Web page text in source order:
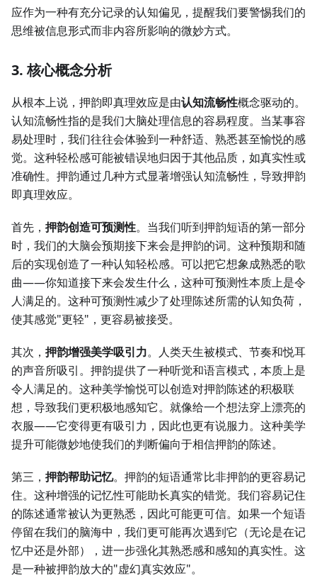
应作为一种有充分记录的认知偏见，提醒我们要警惕我们的
思维被信息形式而非内容所影响的微妙方式。
3. 核心概念分析
从根本上说，押韵即真理效应是由认知流畅性概念驱动的。
认知流畅性指的是我们大脑处理信息的容易程度。当某事容
易处理时，我们往往会体验到一种舒适、熟悉甚至愉悦的感
觉。这种轻松感可能被错误地归因于其他品质，如真实性或
准确性。押韵通过几种方式显著增强认知流畅性，导致押韵
即真理效应。
首先， 押韵创造可预测性。当我们听到押韵短语的第一部分
时，我们的大脑会预期接下来会是押韵的词。这种预期和随
后的实现创造了一种认知轻松感。可以把它想象成熟悉的歌
曲——你知道接下来会发生什么，这种可预测性本质上是令
人满足的。这种可预测性减少了处理陈述所需的认知负荷，
使其感觉"更轻"，更容易被接受。
其次， 押韵增强美学吸引力。人类天生被模式、节奏和悦耳
的声音所吸引。押韵提供了一种听觉和语言模式，本质上是
令人满足的。这种美学愉悦可以创造对押韵陈述的积极联
想，导致我们更积极地感知它。就像给一个想法穿上漂亮的
衣服——它变得更有吸引力，因此也更有说服力。这种美学
提升可能微妙地使我们的判断偏向于相信押韵的陈述。
第三， 押韵帮助记忆。押韵的短语通常比非押韵的更容易记
住。这种增强的记忆性可能助长真实的错觉。我们容易记住
的陈述通常被认为更熟悉，因此可能更可信。如果一个短语
停留在我们的脑海中，我们更可能再次遇到它（无论是在记
忆中还是外部），进一步强化其熟悉感和感知的真实性。这
是一种被押韵放大的"虚幻真实效应"。